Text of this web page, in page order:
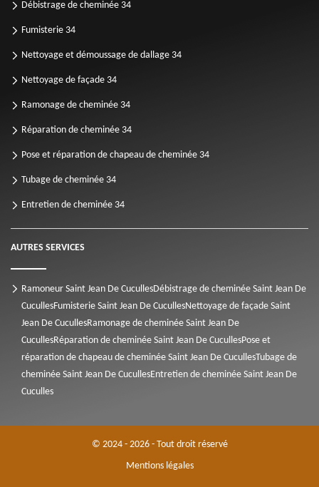
Débistrage de cheminée 34
Fumisterie 34
Nettoyage et démoussage de dallage 34
Nettoyage de façade 34
Ramonage de cheminée 34
Réparation de cheminée 34
Pose et réparation de chapeau de cheminée 34
Tubage de cheminée 34
Entretien de cheminée 34
AUTRES SERVICES
Ramoneur Saint Jean De CucullesDébistrage de cheminée Saint Jean De
CucullesFumisterie Saint Jean De CucullesNettoyage de façade Saint
Jean De CucullesRamonage de cheminée Saint Jean De
CucullesRéparation de cheminée Saint Jean De CucullesPose et
réparation de chapeau de cheminée Saint Jean De CucullesTubage de
cheminée Saint Jean De CucullesEntretien de cheminée Saint Jean De
Cuculles
© 2024 - 2026 - Tout droit réservé
Mentions légales